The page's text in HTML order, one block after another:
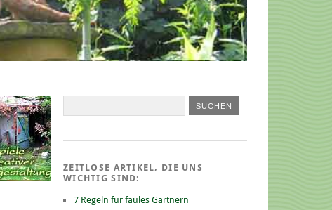
ZEITLOSE ARTIKEL, DIE UNS
WICHTIG SIND:
7 Regeln für faules Gärtnern